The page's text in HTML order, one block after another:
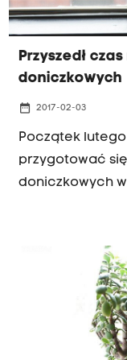
Przyszedł
doniczkowych
date_range 2017-02-03
Początek
przygotować
doniczkowych